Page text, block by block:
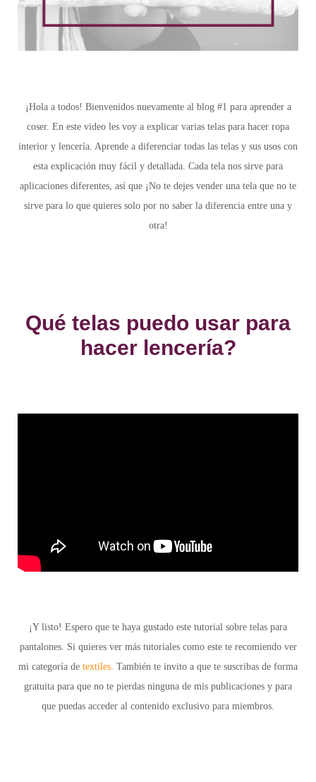
¡Hola a todos! Bienvenidos nuevamente al blog #1 para aprender a
coser. En este video les voy a explicar varias telas para hacer ropa
interior y lencería. Aprende a diferenciar todas las telas y sus usos con
esta explicación muy fácil y detallada. Cada tela nos sirve para
aplicaciones diferentes, así que ¡No te dejes vender una tela que no te
sirve para lo que quieres solo por no saber la diferencia entre una y
otra!
Qué telas puedo usar para
hacer lencería?
¡Y listo! Espero que te haya gustado este tutorial sobre telas para
pantalones. Si quieres ver más tutoriales como este te recomiendo ver
mi categoría de textiles. También te invito a que te suscribas de forma
gratuita para que no te pierdas ninguna de mis publicaciones y para
que puedas acceder al contenido exclusivo para miembros.